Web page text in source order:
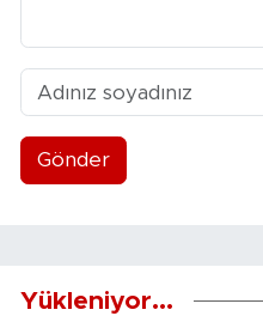
Gönder
Yükleniyor...